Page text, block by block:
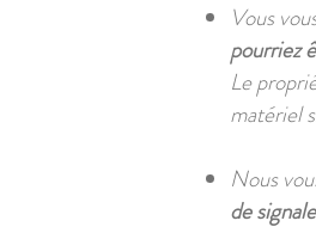
Vous
pourriez
Le
matériel
Nous
de